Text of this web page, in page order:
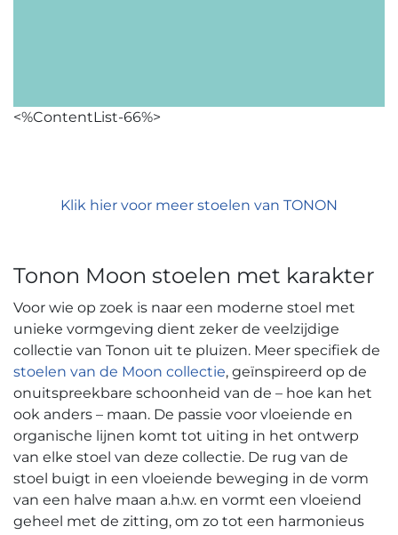
<%ContentList-66%>
Klik hier voor meer stoelen van TONON
Tonon Moon stoelen met karakter
Voor wie op zoek is naar een moderne stoel met
unieke vormgeving dient zeker de veelzijdige
collectie van Tonon uit te pluizen. Meer specifiek de
stoelen van de Moon collectie, geïnspireerd op de
onuitspreekbare schoonheid van de – hoe kan het
ook anders – maan. De passie voor vloeiende en
organische lijnen komt tot uiting in het ontwerp
van elke stoel van deze collectie. De rug van de
stoel buigt in een vloeiende beweging in de vorm
van een halve maan a.h.w. en vormt een vloeiend
geheel met de zitting, om zo tot een harmonieus